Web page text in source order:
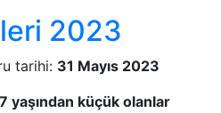
2023
tarihi: 31 Mayıs 2023
yaşından küçük olanlar